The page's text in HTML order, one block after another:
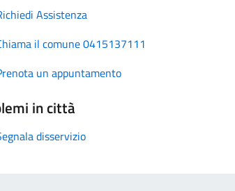
Assistenza
il comune 0415137111
un appuntamento
in città
disservizio